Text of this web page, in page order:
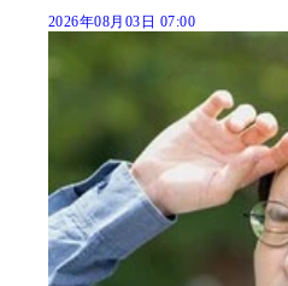
2026年08月03日 07:00